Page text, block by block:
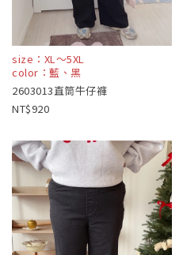
size：XL～5XL
color：藍、黑
2603013直筒牛仔褲
920